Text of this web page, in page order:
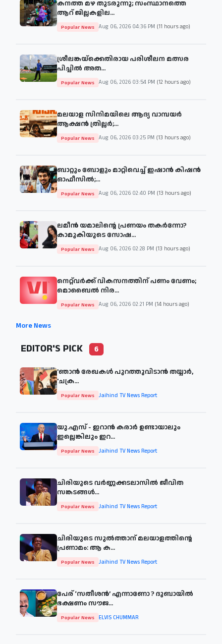
കനത്ത മഴ തുടരുന്നു; സംസ്ഥാനത്തെ
ആറ് ജില്ലകളില...
Popular News Aug 06, 2026 04:36 PM (11 hours ago)
ശ്രീലങ്കയ്‌ക്കെതിരായ പരിശീലന മത്സര
പിച്ചിൽ അത...
Popular News Aug 06, 2026 03:54 PM (12 hours ago)
മലയാള സിനിമയിലെ ആദ്യ വാമ്പയർ
ആക്ഷൻ ത്രില്ലർ;...
Popular News Aug 06, 2026 03:25 PM (13 hours ago)
ബാറ്റും ബോളും മാറ്റിവെച്ച് ഇഷാൻ കിഷൻ
ഓഫീസിൽ;...
Popular News Aug 06, 2026 02:40 PM (13 hours ago)
ലമീൻ യമാലിന്റെ പ്രണയം തകർന്നോ?
കാമുകിയുടെ സോഷ...
Popular News Aug 06, 2026 02:28 PM (13 hours ago)
നെറ്റ്‌വർക്ക് വികസനത്തിന് പണം വേണം;
മൊബൈൽ നിര...
Popular News Aug 06, 2026 02:21 PM (14 hours ago)
More News
EDITOR'S PICK 6
'ഞാന്‍ രേഖകള്‍ പുറത്തുവിടാന്‍ തയ്യാര്‍,
'ചക്ര...
Popular News Jaihind TV News Report
യു.എസ് - ഇറാൻ കരാർ ഉണ്ടായാലും
ഇല്ലെങ്കിലും ഇറ...
Popular News Jaihind TV News Report
ചിരിയുടെ വര്‍ണ്ണക്കടലാസില്‍ ജീവിത
സങ്കടങ്ങള്‍...
Popular News Jaihind TV News Report
ചിരിയുടെ സുൽത്താന് മലയാളത്തിന്റെ
പ്രണാമം: ആ ക...
Popular News Jaihind TV News Report
പേര് ‘സതീശന്‍’ എന്നാണോ ? ദുബായില്‍
ഭക്ഷണം സൗജ...
Popular News ELVIS CHUMMAR